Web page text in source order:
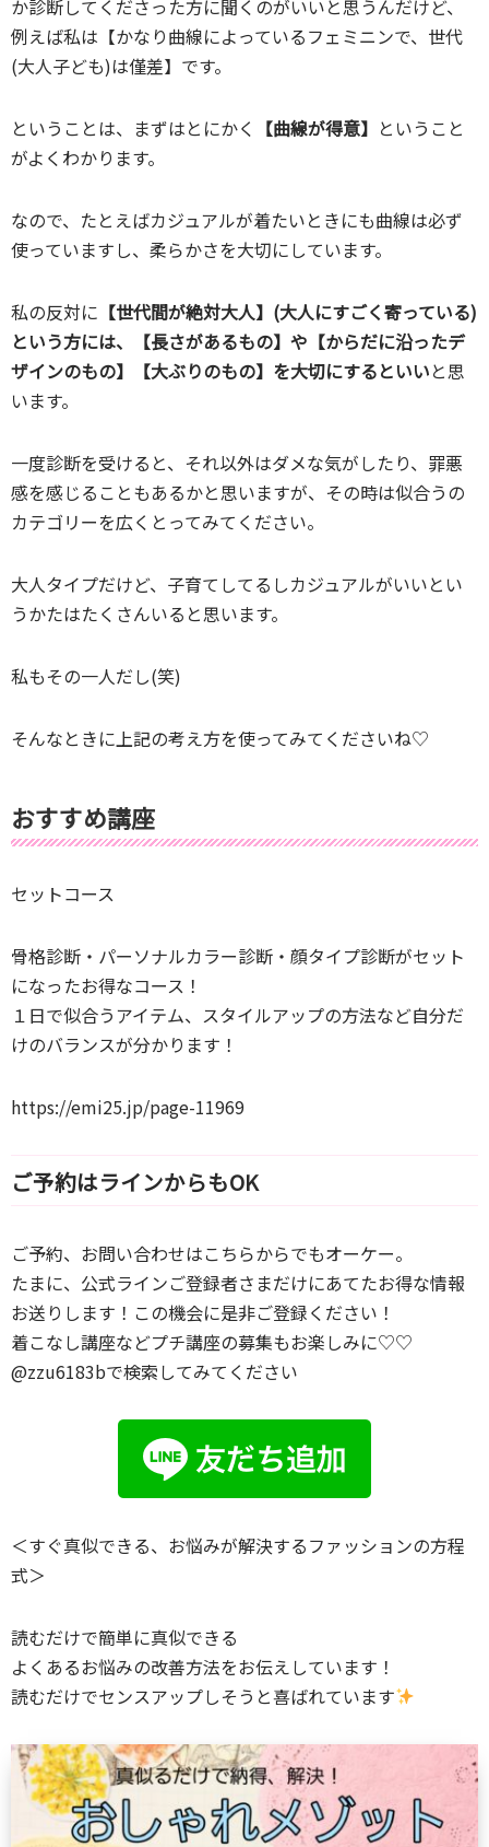
か診断してくださった方に聞くのがいいと思うんだけど、
例えば私は【かなり曲線によっているフェミニンで、世代
(大人子ども)は僅差】です。
ということは、まずはとにかく 【曲線が得意】 ということ
がよくわかります。
なので、たとえばカジュアルが着たいときにも曲線は必ず
使っていますし、柔らかさを大切にしています。
私の反対に 【世代間が絶対大人】(大人にすごく寄っている)
という方には、【長さがあるもの】や【からだに沿ったデ
ザインのもの】【大ぶりのもの】を大切にするといいと思
います。
一度診断を受けると、それ以外はダメな気がしたり、罪悪
感を感じることもあるかと思いますが、その時は似合うの
カテゴリーを広くとってみてください。
大人タイプだけど、子育てしてるしカジュアルがいいとい
うかたはたくさんいると思います。
私もその一人だし(笑)
そんなときに上記の考え方を使ってみてくださいね♡
おすすめ講座
セットコース
骨格診断・パーソナルカラー診断・顔タイプ診断がセット
になったお得なコース！
１日で似合うアイテム、スタイルアップの方法など自分だ
けのバランスが分かります！
https://emi25.jp/page-11969
ご予約はラインからもOK
ご予約、お問い合わせはこちらからでもオーケー。
たまに、公式ラインご登録者さまだけにあてたお得な情報
お送りします！この機会に是非ご登録ください！
着こなし講座などプチ講座の募集もお楽しみに♡♡
@zzu6183bで検索してみてください
＜すぐ真似できる、お悩みが解決するファッションの方程
式＞
読むだけで簡単に真似できる
よくあるお悩みの改善方法をお伝えしています！
読むだけでセンスアップしそうと喜ばれています